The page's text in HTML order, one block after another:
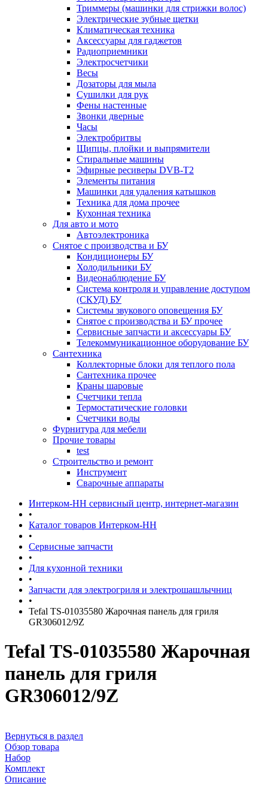
Триммеры (машинки для стрижки волос)
Электрические зубные щетки
Климатическая техника
Аксессуары для гаджетов
Радиоприемники
Электросчетчики
Весы
Дозаторы для мыла
Сушилки для рук
Фены настенные
Звонки дверные
Часы
Электробритвы
Щипцы, плойки и выпрямители
Стиральные машины
Эфирные ресиверы DVB-T2
Элементы питания
Машинки для удаления катышков
Техника для дома прочее
Кухонная техника
Для авто и мото
Автоэлектроника
Снятое с производства и БУ
Кондиционеры БУ
Холодильники БУ
Видеонаблюдение БУ
Система контроля и управление доступом
(СКУД) БУ
Системы звукового оповещения БУ
Снятое с производства и БУ прочее
Сервисные запчасти и аксессуары БУ
Телекоммуникационное оборудование БУ
Сантехника
Коллекторные блоки для теплого пола
Сантехника прочее
Краны шаровые
Счетчики тепла
Термоcтатические головки
Счетчики воды
Фурнитура для мебели
Прочие товары
test
Строительство и ремонт
Инструмент
Сварочные аппараты
Интерком-НН сервисный центр, интернет-магазин
•
Каталог товаров Интерком-НН
•
Сервисные запчасти
•
Для кухонной техники
•
Запчасти для электрогриля и электрошашлычниц
•
Tefal TS-01035580 Жарочная панель для гриля
GR306012/9Z
Tefal TS-01035580 Жарочная
панель для гриля
GR306012/9Z
Вернуться в раздел
Обзор товара
Набор
Комплект
Описание